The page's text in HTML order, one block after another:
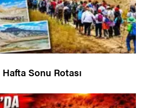
Sonu Rotası